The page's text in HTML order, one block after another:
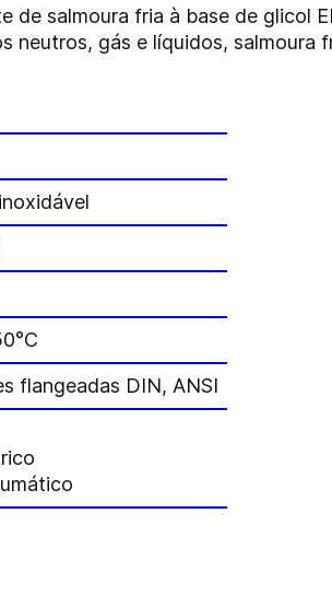
de salmoura fria à base de glicol
neutros, gás e líquidos, salmoura
flangeadas DIN, ANSI